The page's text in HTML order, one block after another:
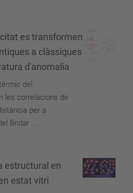
es transformen
a clàssiques
d'anomalia
del
les correlacions de
per a
llindar ...
estructural en
estat vitri